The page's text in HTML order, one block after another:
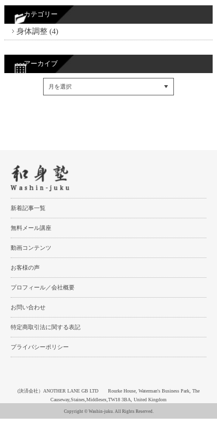
カテゴリー
身体調整 (4)
アーカイブ
新着記事一覧
無料メール講座
動画コンテンツ
お客様の声
プロフィール／会社概要
お問い合わせ
特定商取引法に関する表記
プライバシーポリシー
(決済会社）ANOTHER LANE GB LTD Rourke House, Waterman's Business Park, The
Causeway,Staines,Middlesex,TW18 3BA, United Kingdom
Copyright © Washin-juku. All Rights Reserved.